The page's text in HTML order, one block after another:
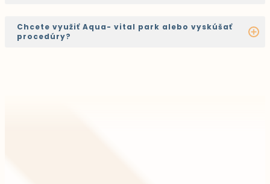
Chcete využiť Aqua- vital park alebo vyskúšať
procedúry?